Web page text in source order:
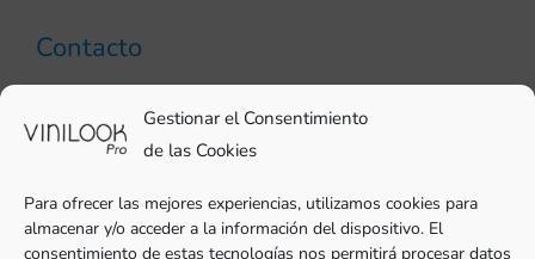
Gestionar el Consentimiento
de las Cookies
Para ofrecer las mejores experiencias, utilizamos cookies para
almacenar y/o acceder a la información del dispositivo. El
consentimiento de estas tecnologías nos permitirá procesar datos
Contacto
pro@vinilook.es